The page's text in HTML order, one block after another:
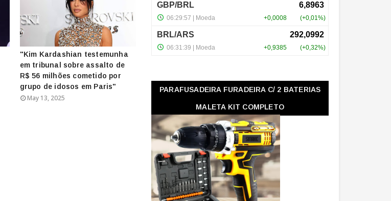
"Kim Kardashian testemunha
em tribunal sobre assalto de
R$ 56 milhões cometido por
grupo de idosos em Paris"
May 13, 2025
PARAFUSADEIRA FURADEIRA C/ 2 BATERIAS
MALETA KIT COMPLETO